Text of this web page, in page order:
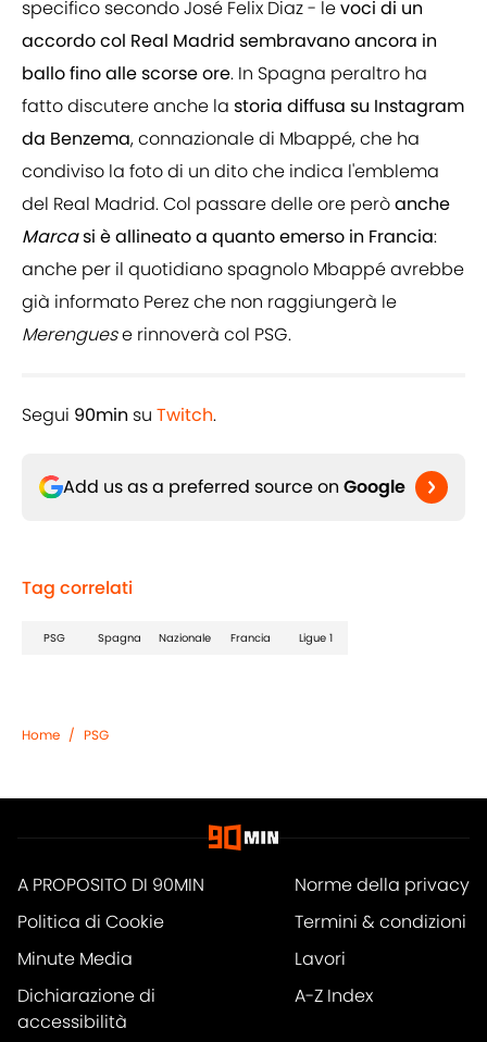
specifico secondo José Felix Diaz - levoci di un
accordo col Real Madrid sembravano ancora in
ballo fino alle scorse ore. In Spagna peraltro ha
fatto discutere anche la storia diffusa su Instagram
da Benzema, connazionale di Mbappé, che ha
condiviso la foto di un dito che indica l'emblema
del Real Madrid. Col passare delle ore peròanche
Marcasi è allineato a quanto emerso in Francia:
anche per il quotidiano spagnolo Mbappé avrebbe
già informato Perez che non raggiungerà le
Merenguese rinnoverà col PSG.
Segui 90min su Twitch.
Add us as a preferred source on Google
Tag correlati
PSG Spagna Nazionale Francia Ligue 1
Home / PSG
A PROPOSITO DI 90MIN
Norme della privacy
Politica di Cookie
Termini & condizioni
Minute Media
Lavori
Dichiarazione di
accessibilità
A-Z Index